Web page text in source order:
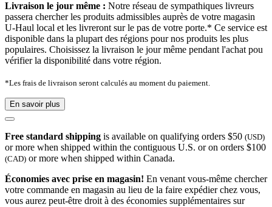
Livraison le jour même : Notre réseau de sympathiques livreurs
passera chercher les produits admissibles auprès de votre magasin
U-Haul local et les livreront sur le pas de votre porte.* Ce service est
disponible dans la plupart des régions pour nos produits les plus
populaires. Choisissez la livraison le jour même pendant l'achat pou
vérifier la disponibilité dans votre région.
*Les frais de livraison seront calculés au moment du paiement.
En savoir plus
Free standard shipping is available on qualifying orders $50 (USD)
or more when shipped within the contiguous U.S. or on orders $100
(CAD) or more when shipped within Canada.
Économies avec prise en magasin! En venant vous-même chercher
votre commande en magasin au lieu de la faire expédier chez vous,
vous aurez peut-être droit à des économies supplémentaires sur